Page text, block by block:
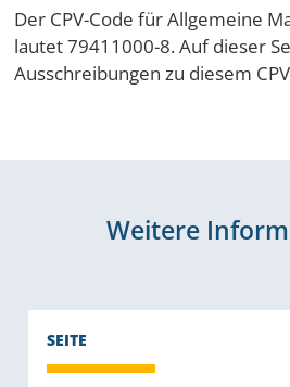
Der CPV-Code für Allgemeine
lautet 79411000-8. Auf dieser
Ausschreibungen zu diesem
Weitere